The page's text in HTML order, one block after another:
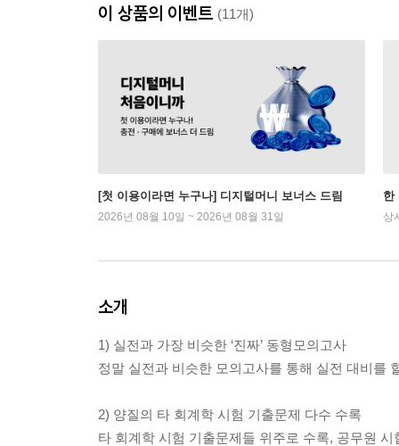
이 상품의 이벤트 (11개)
[첫 이용이라면 누구나] 디지털머니 보너스 드림
2026년 08월 10일 ~ 2026년 08월 31일
한
상
소개
1) 실전과 가장 비슷한 ‘진짜’ 동형모의고사
정말 실전과 비슷한 모의고사를 통해 실전 대비를
2) 양질의 타 회계학 시험 기출문제 다수 수록
타 회계학 시험 기출문제들 위주로 수록, 공무원